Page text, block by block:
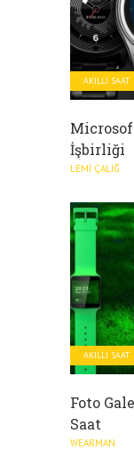
AKILLI SAAT
İşbirliği
LEMI ÇALIĞ
AKILLI SAAT
Foto
Saat
WEARMAN